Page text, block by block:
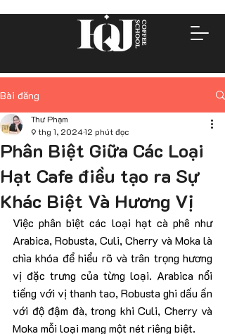
Bài đăng
Phân Biệt Giữa Các Loại
Hạt Cafe điều tạo ra Sự
Khác Biệt Và Hương Vị
Thư Phạm
9 thg 1, 202412 phút đọc
Việc phân biệt các loại hạt cà phê như
Arabica, Robusta, Culi, Cherry và Moka là
chìa khóa để hiểu rõ và trân trọng hương
vị đặc trưng của từng loại. Arabica nổi
tiếng với vị thanh tao, Robusta ghi dấu ấn
với độ đậm đà, trong khi Culi, Cherry và
Moka mỗi loại mang một nét riêng biệt.